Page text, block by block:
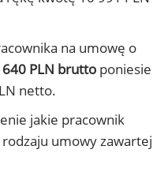
na umowę o
640 PLN brutto poniesie
netto.
jakie pracownik
umowy zawartej